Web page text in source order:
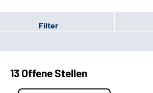
Filter
13 Offene Stellen